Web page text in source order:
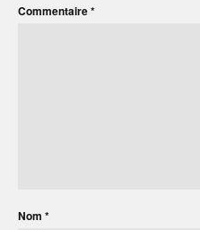
Commentaire*
Nom *